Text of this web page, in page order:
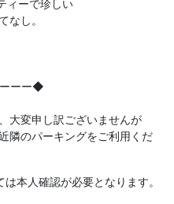
ィーで珍しい
なし。
ーー◆
大変申し訳ございませんが
隣のパーキングをご利用くだ
本人確認が必要となります。